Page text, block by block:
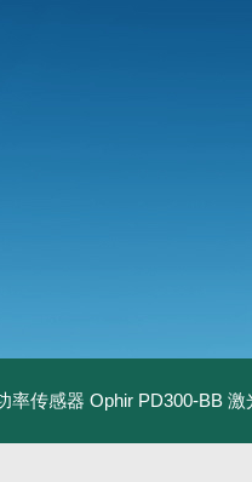
率传感器 Ophir PD300-BB